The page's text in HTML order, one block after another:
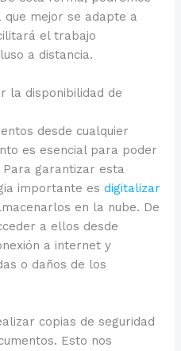
mejor se adapte a
el trabajo
a distancia.
la disponibilidad de
desde cualquier
es esencial para poder
garantizar esta
importante esdigitalizar
en la nube. De
a ellos desde
a internet y
o daños de los
copias de seguridad
Esto nos